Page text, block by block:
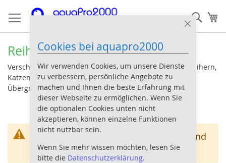
Close
Cookies bei aquapro2000
Wir verwenden Cookies, um unsere Dienste
zu verbessern, persönliche Angebote zu
machen und Ihnen die beste Erfahrung mit
dieser Webseite zu ermöglichen. Wenn Sie
die optionalen Cookies unten nicht
akzeptieren, können einzelne Funktionen
nicht nutzbar sein.
Wenn Sie mehr wissen möchten, lesen Sie
bitte die Datenschutzerklärung.
zum
Reiherschreck
Verschiedene Hilfsmittel und Geräte zur Abwehr von Reihern,
Katzen usw. um Ihre wertvollen Teichbewohner vor
Übergriffen zu schützen
Wir können keine Produkte entsprechend
dieser Auswahl finden